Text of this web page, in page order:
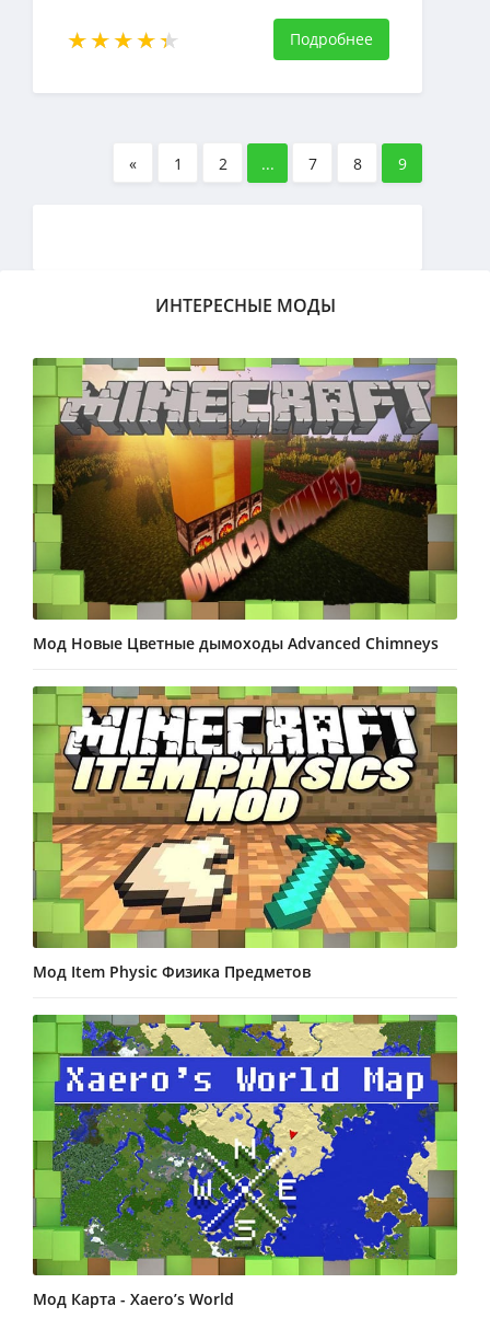
Подробнее
« 1 2 ... 7 8 9
ИНТЕРЕСНЫЕ МОДЫ
Мод Новые Цветные дымоходы Advanced Chimneys
Мод Item Physic Физика Предметов
Мод Карта - Xaero’s World